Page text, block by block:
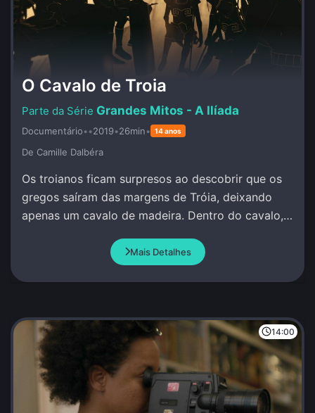
O Cavalo de Troia
Grandes Mitos - A Ilíada
Documentário••2019•26min• 14 anos
De Camille Dalbéra
Os troianos ficam surpresos ao descobrir que os
gregos saíram das margens de Tróia, deixando
apenas um cavalo de madeira. Dentro do cavalo,
Mais Detalhes
14:00